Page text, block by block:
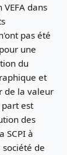
dans
pas été
une
du
et
de la valeur
est
des
SCPI à
de